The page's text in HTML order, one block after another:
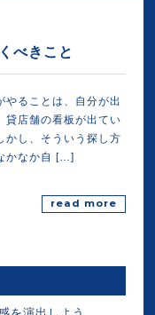
べきこと
やることは、自分が出
貸店舗の看板が出てい
かし、そういう探し方
かなか自 […]
read more